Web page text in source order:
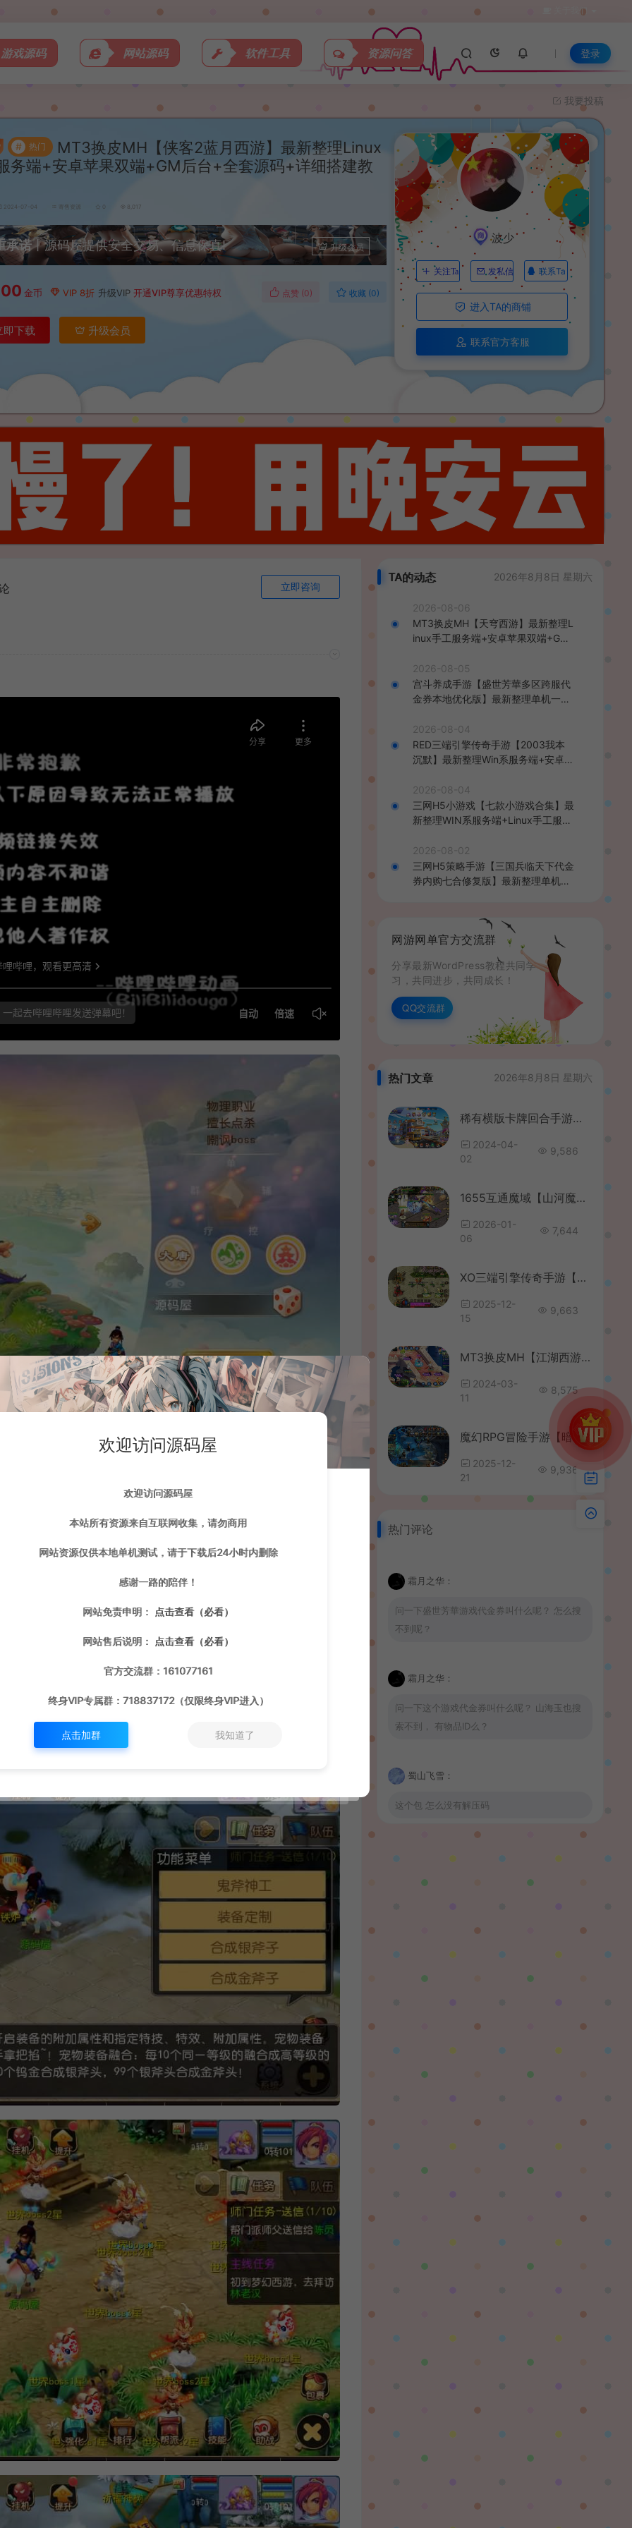
关于我们
游戏源码 网站源码 软件工具 资源问答 登录
我要投稿
# 热门
MT3换皮MH【侠客2蓝月西游】最新整理Linux
务端+安卓苹果双端+GM后台+全套源码+详细搭建教
2024-07-04 寄售资源 0 8,017
承诺丨源码屋提供安全交易、信息保真! 升级会员
金币 VIP 8折 升级VIP 开通VIP尊享优惠特权 点赞 (0) 收藏 (0)
即下载 升级会员
波少
关注Ta 发私信 联系Ta
进入TA的商铺
联系官方客服
立即咨询
TA的动态 2026年8月8日 星期六
2026-08-06
MT3换皮MH【天穹西游】最新整理L
inux手工服务端+安卓苹果双端+GM
教程
2026-08-05
宫斗养成手游【盛世芳華多区跨服代
金券本地优化版】最新整理单机一键
后台+安卓+详细搭建教程
2026-08-04
RED三端引擎传奇手游【2003我本
沉默】最新整理Win系服务端+安卓苹
2026-08-04
三网H5小游戏【七款小游戏合集】最
新整理WIN系服务端+Linux手工服务
2026-08-02
三网H5策略手游【三国兵临天下代金
券内购七合修复版】最新整理单机一
端+详细搭建教程+视频教程
网游网单官方交流群
分享最新WordPress教程共同学
习，共同进步，共同成长！
QQ交流群
热门文章 2026年8月8日 星期六
稀有横版卡牌回合手游【潘多拉归来精灵】最新整理Win系特色服务端+安卓苹果双端+GM后台+详细搭建教程
2024-04-
02
9,586
1655互通魔域【山河魔域之龙腾虎啸】最新整理Win系半手工服务端+本地验证+本地注册+全套工具+详细搭建教程
2026-01-
06
7,644
XO三端引擎传奇手游【无双传奇】最新整理Win系服务端+安卓苹果双端+详细搭建教程
2025-12-
15
9,663
MT3换皮MH【江湖西游】最新整理Linux手工服务端+安卓苹果双端+GM后台+详细搭建教程+全套源码
2024-03-
11
8,575
魔幻RPG冒险手游【暗黑天域-战场之翼】最新整理Win系服务端+安卓苹果H5三端+GM管理后台+全套源码+详细搭建教程
2025-12-
21
9,936
热门评论
霜月之华：
问一下盛世芳華游戏代金券叫什么呢？ 怎么搜
不到呢？
霜月之华：
问一下这个游戏代金券叫什么呢？ 山海玉也搜
索不到， 有物品ID么？
蜀山飞雪：
这个包 怎么没有解压码
山海玉
欢迎访问源码屋
欢迎访问源码屋
本站所有资源来自互联网收集，请勿商用
网站资源仅供本地单机测试，请于下载后24小时内删除
感谢一路的陪伴！
网站免责申明： 点击查看（必看）
网站售后说明： 点击查看（必看）
官方交流群：161077161
终身VIP专属群：718837172（仅限终身VIP进入）
点击加群 我知道了